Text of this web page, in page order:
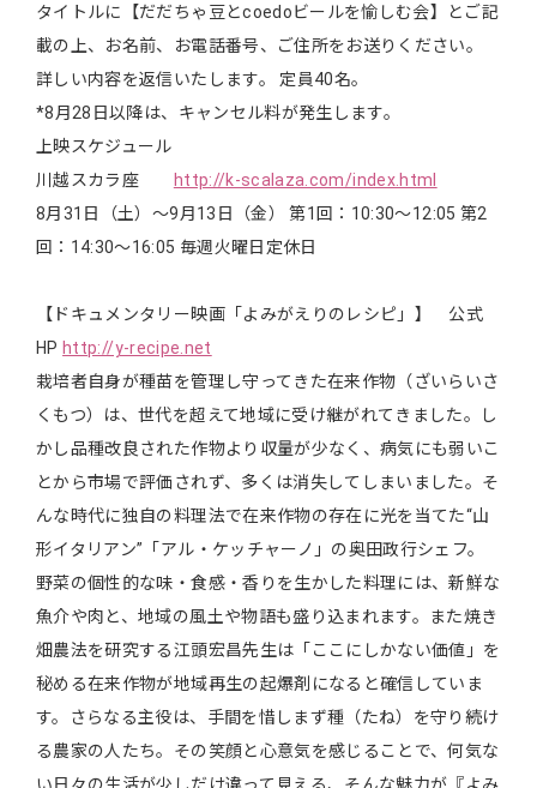
タイトルに【だだちゃ豆とcoedoビールを愉しむ会】とご記
載の上、お名前、お電話番号、ご住所をお送りください。
詳しい内容を返信いたします。 定員40名。
*8月28日以降は、キャンセル料が発生します。
上映スケジュール
川越スカラ座
http://k-scalaza.com/index.html
8月31日（土）～9月13日（金） 第1回：10:30～12:05 第2
回：14:30～16:05 毎週火曜日定休日
【ドキュメンタリー映画「よみがえりのレシピ」】 公式
HP http://y-recipe.net
栽培者自身が種苗を管理し守ってきた在来作物（ざいらいさ
くもつ）は、世代を超えて地域に受け継がれてきました。し
かし品種改良された作物より収量が少なく、病気にも弱いこ
とから市場で評価されず、多くは消失してしまいました。そ
んな時代に独自の料理法で在来作物の存在に光を当てた“山
形イタリアン”「アル・ケッチャーノ」の奥田政行シェフ。
野菜の個性的な味・食感・香りを生かした料理には、新鮮な
魚介や肉と、地域の風土や物語も盛り込まれます。また焼き
畑農法を研究する江頭宏昌先生は「ここにしかない価値」を
秘める在来作物が地域再生の起爆剤になると確信していま
す。さらなる主役は、手間を惜しまず種（たね）を守り続け
る農家の人たち。その笑顔と心意気を感じることで、何気な